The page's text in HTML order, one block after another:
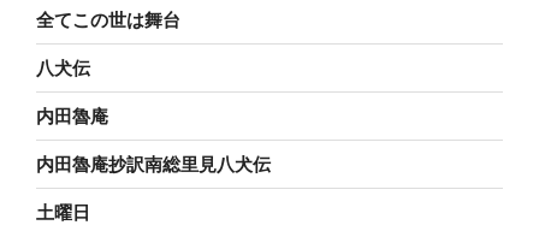
全てこの世は舞台
八犬伝
内田魯庵
内田魯庵抄訳南総里見八犬伝
土曜日